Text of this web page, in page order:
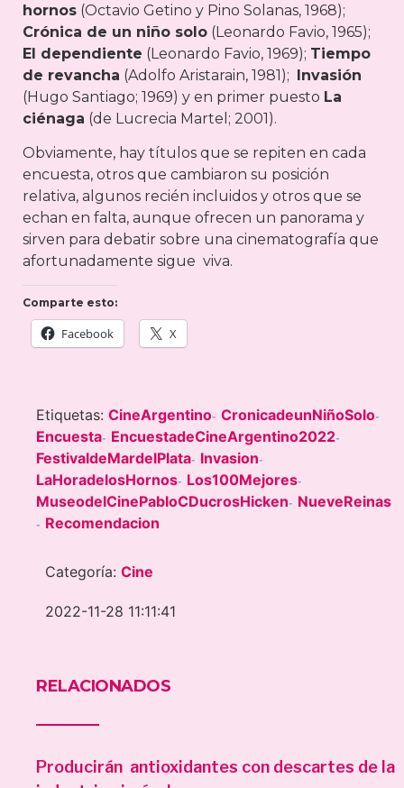
hornos (Octavio Getino y Pino Solanas, 1968);
Crónica de un niño solo (Leonardo Favio, 1965);
El dependiente (Leonardo Favio, 1969); Tiempo
de revancha (Adolfo Aristarain, 1981); Invasión
(Hugo Santiago; 1969) y en primer puesto La
ciénaga (de Lucrecia Martel; 2001).
Obviamente, hay títulos que se repiten en cada
encuesta, otros que cambiaron su posición
relativa, algunos recién incluidos y otros que se
echan en falta, aunque ofrecen un panorama y
sirven para debatir sobre una cinematografía que
afortunadamente sigue viva.
Comparte esto:
Facebook X
Etiquetas: CineArgentino- CronicadeunNiñoSolo-
Encuesta- EncuestadeCineArgentino2022-
FestivaldeMardelPlata- Invasion-
LaHoradelosHornos- Los100Mejores-
MuseodelCinePabloCDucrosHicken- NueveReinas
- Recomendacion
Categoría: Cine
2022-11-28 11:11:41
RELACIONADOS
Producirán antioxidantes con descartes de la